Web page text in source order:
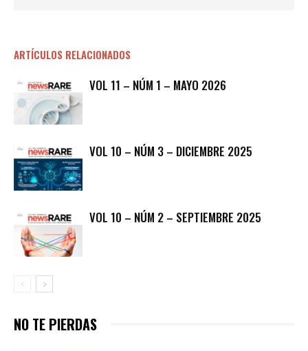
ARTÍCULOS RELACIONADOS
VOL 11 – NÚM 1 – MAYO 2026
VOL 10 – NÚM 3 – DICIEMBRE 2025
VOL 10 – NÚM 2 – SEPTIEMBRE 2025
NO TE PIERDAS